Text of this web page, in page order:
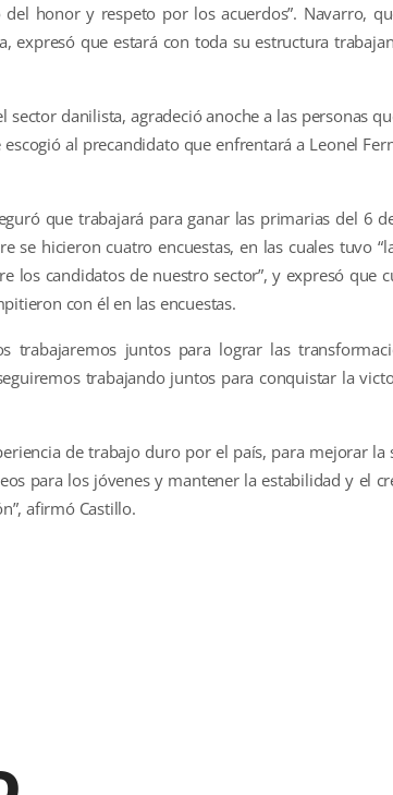
honor y respeto por los acuerdos”. Navarro,
expresó que estará con toda su estructura
sector danilista, agradeció anoche a las personas
al precandidato que enfrentará a Leonel
que trabajará para ganar las primarias del 6
se hicieron cuatro encuestas, en las cuales tuvo
los candidatos de nuestro sector”, y expresó que
con él en las encuestas.
trabajaremos juntos para lograr las
trabajando juntos para conquistar la
de trabajo duro por el país, para mejorar la
para los jóvenes y mantener la estabilidad y el
afirmó Castillo.